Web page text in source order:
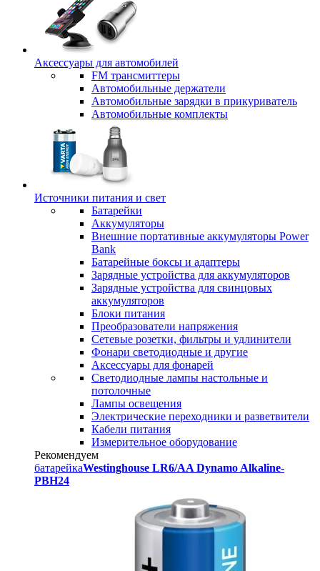
Аксессуары для автомобилей
FM трансмиттеры
Автомобильные держатели
Автомобильные зарядки в прикуриватель
Автомобильные комплекты
Источники питания и свет
Батарейки
Аккумуляторы
Внешние портативные аккумуляторы Power
Bank
Батарейные боксы и адаптеры
Зарядные устройства для аккумуляторов
Зарядные устройства для свинцовых
аккумуляторов
Блоки питания
Преобразователи напряжения
Сетевые розетки, фильтры и удлинители
Фонари светодиодные и другие
Аксессуары для фонарей
Светодиодные лампы настольные и
потолочные
Лампы освещения
Электрические переходники и разветвители
Кабели питания
Измерительное оборудование
Рекомендуем
батарейкаWestinghouse LR6/AA Dynamo Alkaline-
PBH24